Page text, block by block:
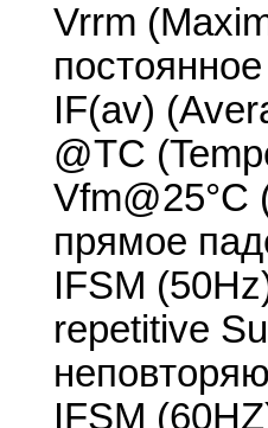
Vrrm
IF(av)
@TC
Vfm@25°C
прямое
IFSM
repetitive
IFSM